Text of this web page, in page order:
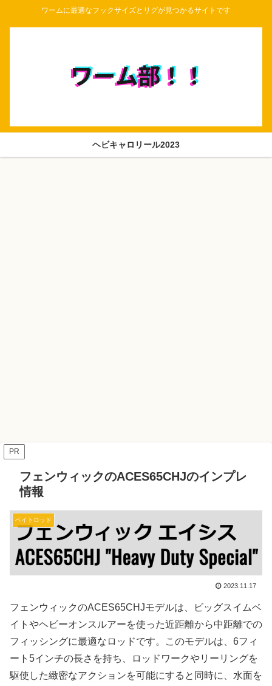
ワームに最適なフックサイズとリグが見つかるサイトです
ヘビキャロリール2023
PR
フェンウィックのACES65CHJのインプレ
情報
ベイトロッド
2023.11.17
フェンウィックのACES65CHJモデルは、ビッグスイムベ
イトやヘビーオンスルアーを使った近距離から中距離での
フィッシングに最適なロッドです。このモデルは、6フィ
ート5インチの長さを持ち、ロッドワークやリーリングを
駆使した緻密なアクションを可能にすると同時に、水面を